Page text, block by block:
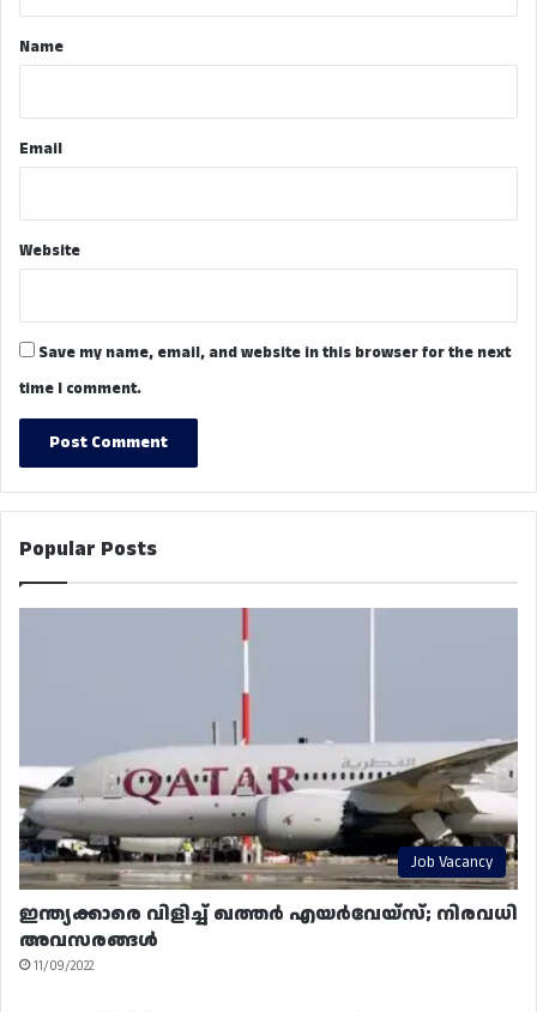
*Name
Email
Website
Save my name, email, and website in this browser for the next
time I comment.
Popular Posts
Job Vacancy
ഇന്ത്യക്കാരെ വിളിച്ച് ഖത്തർ എയർവേയ്‌സ്; നിരവധി
അവസരങ്ങൾ
11/09/2022